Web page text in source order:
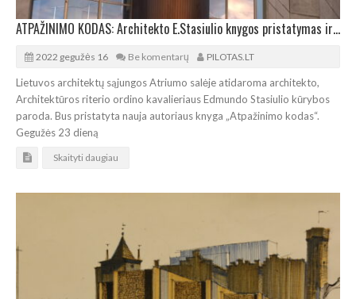
ATPAŽINIMO KODAS: Architekto E.Stasiulio knygos pristatymas ir paroda
2022 gegužės 16 Be komentarų PILOTAS.LT
Lietuvos architektų sąjungos Atriumo salėje atidaroma architekto,
Architektūros riterio ordino kavalieriaus Edmundo Stasiulio kūrybos
paroda. Bus pristatyta nauja autoriaus knyga „Atpažinimo kodas“.
Gegužės 23 dieną
Skaityti daugiau